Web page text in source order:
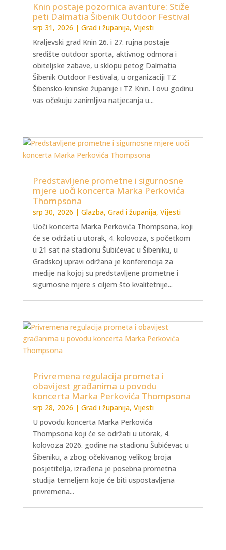
Knin postaje pozornica avanture: Stiže
peti Dalmatia Šibenik Outdoor Festival
srp 31, 2026 | Grad i županija, Vijesti
Kraljevski grad Knin 26. i 27. rujna postaje
središte outdoor sporta, aktivnog odmora i
obiteljske zabave, u sklopu petog Dalmatia
Šibenik Outdoor Festivala, u organizaciji TZ
Šibensko-kninske županije i TZ Knin. I ovu godinu
vas očekuju zanimljiva natjecanja u...
Predstavljene prometne i sigurnosne
mjere uoči koncerta Marka Perkovića
Thompsona
srp 30, 2026 | Glazba, Grad i županija, Vijesti
Uoči koncerta Marka Perkovića Thompsona, koji
će se održati u utorak, 4. kolovoza, s početkom
u 21 sat na stadionu Šubićevac u Šibeniku, u
Gradskoj upravi održana je konferencija za
medije na kojoj su predstavljene prometne i
sigurnosne mjere s ciljem što kvalitetnije...
Privremena regulacija prometa i
obavijest građanima u povodu
koncerta Marka Perkovića Thompsona
srp 28, 2026 | Grad i županija, Vijesti
U povodu koncerta Marka Perkovića
Thompsona koji će se održati u utorak, 4.
kolovoza 2026. godine na stadionu Šubićevac u
Šibeniku, a zbog očekivanog velikog broja
posjetitelja, izrađena je posebna prometna
studija temeljem koje će biti uspostavljena
privremena...